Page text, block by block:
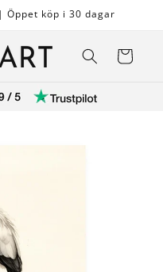
köp i 30 dagar
Varukorg